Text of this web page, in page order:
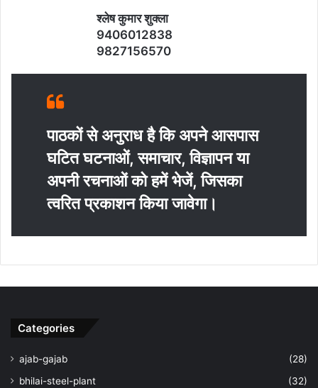
श्‍लेष कुमार शुक्‍ला
9406012838
9827156570
पाठकों से अनुराध है कि अपने आसपास
घटित घटनाओं, समाचार, विज्ञापन या
अपनी रचनाओं को हमें भेजें, जिसका
त्‍वरित प्रकाशन किया जावेगा।
Categories
ajab-gajab
(28)
bhilai-steel-plant
(32)